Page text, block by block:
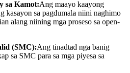
sa Kamot:Ang maayo kaayong
kasayon ​​sa pagdumala niini naghimo
alang niining mga proseso sa open-
(SMC):Ang tinadtad nga banig
sa SMC para sa mga piyesa sa